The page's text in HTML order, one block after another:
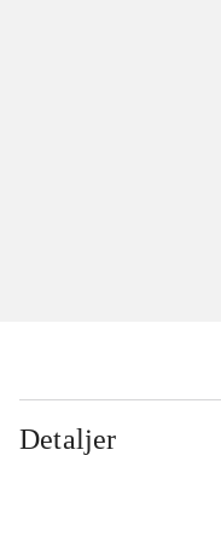
Detaljer